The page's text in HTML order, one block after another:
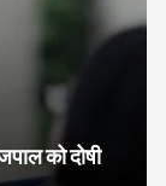
को दोषी